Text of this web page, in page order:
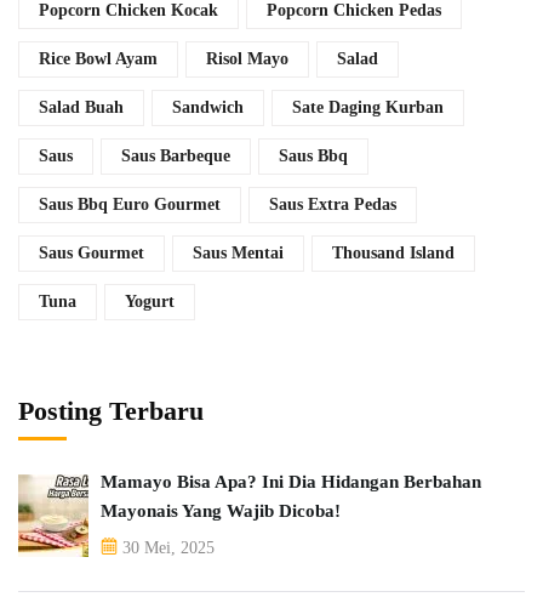
Popcorn Chicken Kocak Popcorn Chicken Pedas
Rice Bowl Ayam Risol Mayo Salad
Salad Buah Sandwich Sate Daging Kurban
Saus Saus Barbeque Saus Bbq
Saus Bbq Euro Gourmet Saus Extra Pedas
Saus Gourmet Saus Mentai Thousand Island
Tuna Yogurt
Posting Terbaru
Mamayo Bisa Apa? Ini Dia Hidangan Berbahan
Mayonais Yang Wajib Dicoba!
30 Mei, 2025